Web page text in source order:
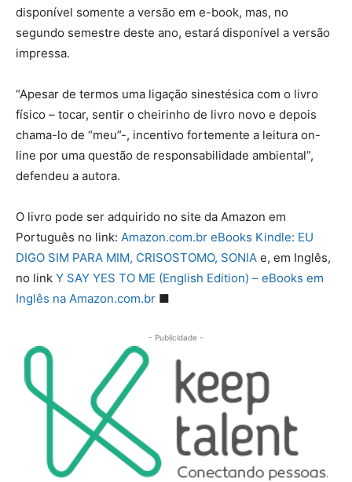
disponível somente a versão em e-book, mas, no
segundo semestre deste ano, estará disponível a versão
impressa.
“Apesar de termos uma ligação sinestésica com o livro
físico – tocar, sentir o cheirinho de livro novo e depois
chama-lo de “meu”-, incentivo fortemente a leitura on-
line por uma questão de responsabilidade ambiental”,
defendeu a autora.
O livro pode ser adquirido no site da Amazon em
Português no link: Amazon.com.br eBooks Kindle: EU
DIGO SIM PARA MIM, CRISOSTOMO, SONIA e, em Inglês,
no link Y SAY YES TO ME (English Edition) – eBooks em
Inglês na Amazon.com.br ■
- Publicidade -